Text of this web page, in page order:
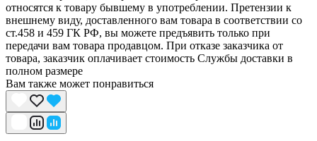
относятся к товару бывшему в употреблении. Претензии к
внешнему виду, доставленного вам товара в соответствии со
ст.458 и 459 ГК РФ, вы можете предъявить только при
передачи вам товара продавцом. При отказе заказчика от
товара, заказчик оплачивает стоимость Службы доставки в
полном размере
Вам также может понравиться